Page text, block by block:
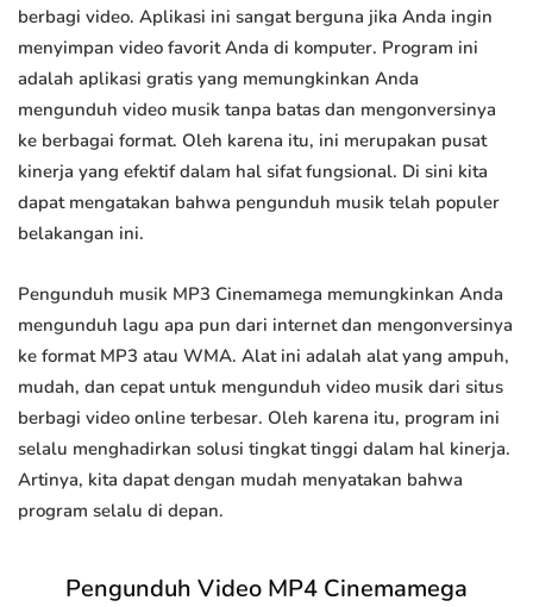
berbagi video. Aplikasi ini sangat berguna jika Anda ingin
menyimpan video favorit Anda di komputer. Program ini
adalah aplikasi gratis yang memungkinkan Anda
mengunduh video musik tanpa batas dan mengonversinya
ke berbagai format. Oleh karena itu, ini merupakan pusat
kinerja yang efektif dalam hal sifat fungsional. Di sini kita
dapat mengatakan bahwa pengunduh musik telah populer
belakangan ini.
Pengunduh musik MP3 Cinemamega memungkinkan Anda
mengunduh lagu apa pun dari internet dan mengonversinya
ke format MP3 atau WMA. Alat ini adalah alat yang ampuh,
mudah, dan cepat untuk mengunduh video musik dari situs
berbagi video online terbesar. Oleh karena itu, program ini
selalu menghadirkan solusi tingkat tinggi dalam hal kinerja.
Artinya, kita dapat dengan mudah menyatakan bahwa
program selalu di depan.
Pengunduh Video MP4 Cinemamega